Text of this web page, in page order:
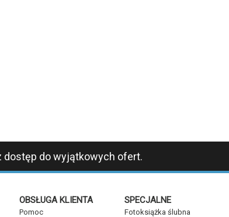
dostęp do wyjątkowych ofert.
OBSŁUGA KLIENTA
Pomoc
SPECJALNE
Fotoksiążka ślubna